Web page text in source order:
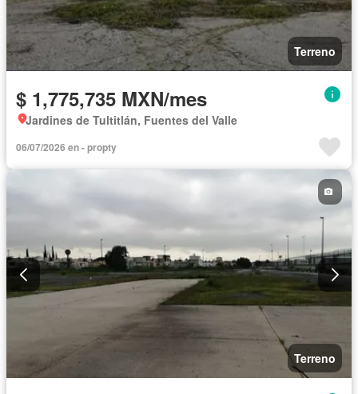
Terreno
$ 1,775,735 MXN/mes
Jardines de Tultitlán, Fuentes del Valle
06/07/2026 en - propty
Terreno